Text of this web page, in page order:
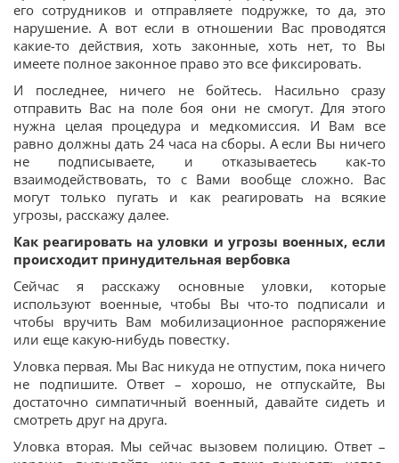
его сотрудников и отправляете подружке, то да, это
нарушение. А вот если в отношении Вас проводятся
какие-то действия, хоть законные, хоть нет, то Вы
имеете полное законное право это все фиксировать.
И последнее, ничего не бойтесь. Насильно сразу
отправить Вас на поле боя они не смогут. Для этого
нужна целая процедура и медкомиссия. И Вам все
равно должны дать 24 часа на сборы. А если Вы ничего
не подписываете, и отказываетесь как-то
взаимодействовать, то с Вами вообще сложно. Вас
могут только пугать и как реагировать на всякие
угрозы, расскажу далее.
Как реагировать на уловки и угрозы военных, если
происходит принудительная вербовка
Сейчас я расскажу основные уловки, которые
используют военные, чтобы Вы что-то подписали и
чтобы вручить Вам мобилизационное распоряжение
или еще какую-нибудь повестку.
Уловка первая. Мы Вас никуда не отпустим, пока ничего
не подпишите. Ответ – хорошо, не отпускайте, Вы
достаточно симпатичный военный, давайте сидеть и
смотреть друг на друга.
Уловка вторая. Мы сейчас вызовем полицию. Ответ –